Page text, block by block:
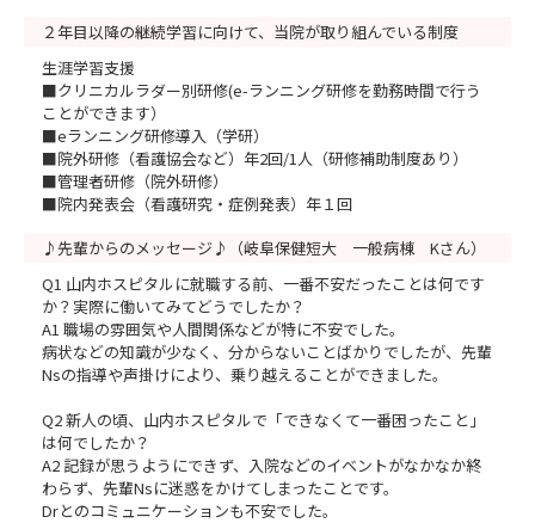
２年目以降の継続学習に向けて、当院が取り組んでいる制度
生涯学習支援
■クリニカルラダー別研修(e-ランニング研修を勤務時間で行う
ことができます）
■eランニング研修導入（学研）
■院外研修（看護協会など）年2回/1人（研修補助制度あり）
■管理者研修（院外研修）
■院内発表会（看護研究・症例発表）年１回
♪先輩からのメッセージ♪（岐阜保健短大 一般病棟 Kさん）
Q1 山内ホスピタルに就職する前、一番不安だったことは何です
か？実際に働いてみてどうでしたか？
A1 職場の雰囲気や人間関係などが特に不安でした。
病状などの知識が少なく、分からないことばかりでしたが、先輩
Nsの指導や声掛けにより、乗り越えることができました。
Q2 新人の頃、山内ホスピタルで「できなくて一番困ったこと」
は何でしたか？
A2 記録が思うようにできず、入院などのイベントがなかなか終
わらず、先輩Nsに迷惑をかけてしまったことです。
Drとのコミュニケーションも不安でした。